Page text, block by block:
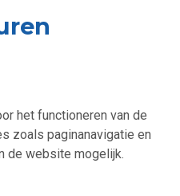
het functioneren van de
zoals paginanavigatie en
de website mogelijk.